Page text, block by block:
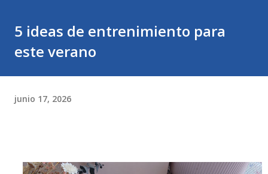
5 ideas de entrenimiento para
este verano
junio 17, 2026